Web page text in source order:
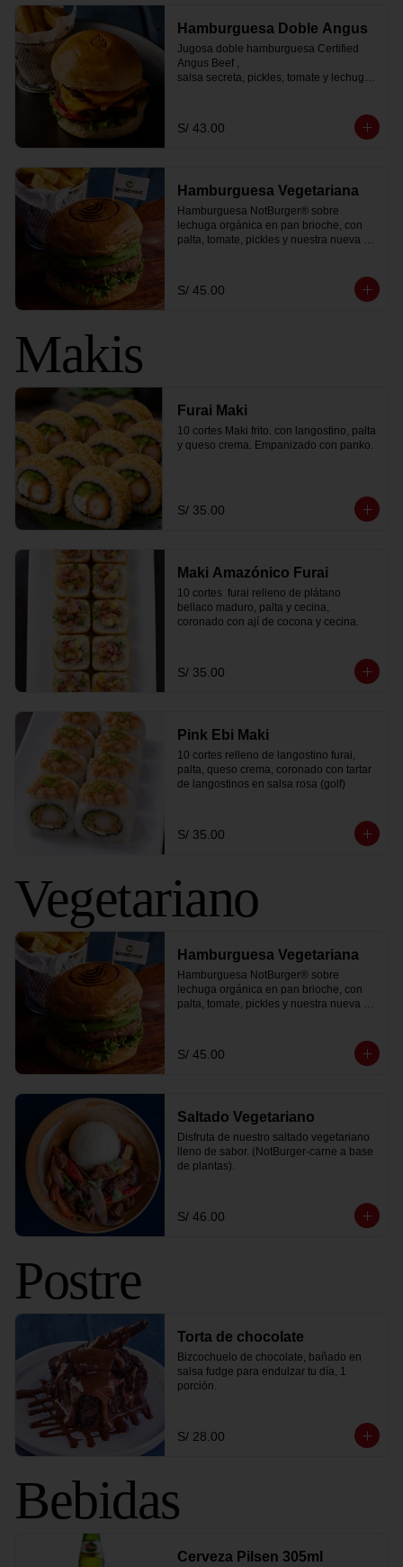
Hamburguesa Doble Angus
Jugosa doble hamburguesa Certified
Angus Beef ,
salsa secreta, pickles, tomate y lechugas
zero
S/ 43.00
Hamburguesa Vegetariana
Hamburguesa NotBurger® sobre
lechuga orgánica en pan brioche, con
palta, tomate, pickles y nuestra nueva y
peruanita frita y 1 coca cola zero.
S/ 45.00
Makis
Furai Maki
10 cortes Maki frito. con langostino, palta
y queso crema. Empanizado con panko.
S/ 35.00
Maki Amazónico Furai
10 cortes  furai relleno de plátano
bellaco maduro, palta y cecina,
coronado con ají de cocona y cecina.
S/ 35.00
Pink Ebi Maki
10 cortes relleno de langostino furai,
palta, queso crema, coronado con tartar
de langostinos en salsa rosa (golf)
S/ 35.00
Vegetariano
Hamburguesa Vegetariana
Hamburguesa NotBurger® sobre
lechuga orgánica en pan brioche, con
palta, tomate, pickles y nuestra nueva y
peruanita frita y 1 coca cola zero.
S/ 45.00
Saltado Vegetariano
Disfruta de nuestro saltado vegetariano
lleno de sabor. (NotBurger-carne a base
de plantas).
S/ 46.00
Postre
Torta de chocolate
Bizcochuelo de chocolate, bañado en
salsa fudge para endulzar tu día, 1
porción.
S/ 28.00
Bebidas
Cerveza Pilsen 305ml